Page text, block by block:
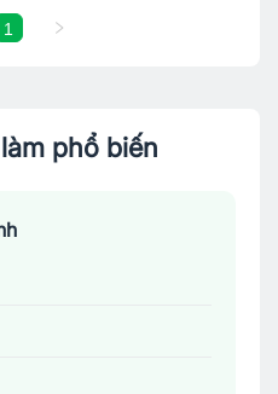
1
phổ biến